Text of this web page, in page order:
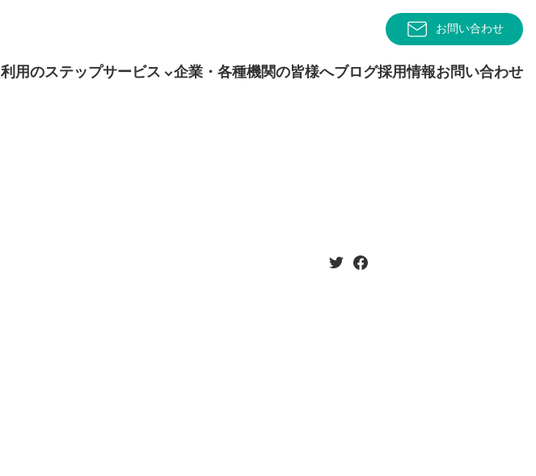
お問い合わせ
利用のステップサービス 企業・各種機関の皆様へブログ採用情報お問い合わせ